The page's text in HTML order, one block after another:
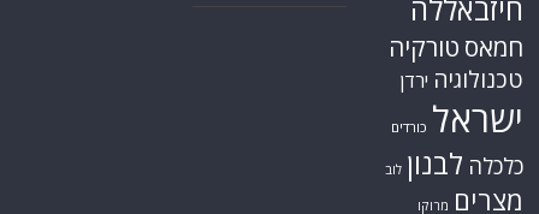
חיזבאללה
חמאס טורקיה
טכנולוגיה ירדן
ישראל כורדים
כלכלה לבנון לוב
מצרים מרוקו